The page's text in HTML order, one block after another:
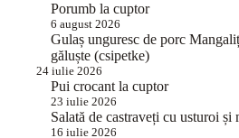
Porumb la cuptor
6 august 2026
Gulaș unguresc de porc
găluște (csipetke)
24 iulie 2026
Pui crocant la cuptor
23 iulie 2026
Salată de castraveți cu usturoi și
16 iulie 2026